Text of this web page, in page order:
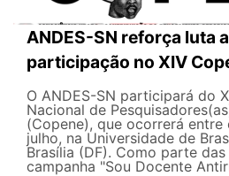
ANDES-SN reforça luta
participação no XIV
O ANDES-SN participará do
Nacional de
(Copene), que ocorrerá entre
julho, na Universidade de
Brasília (DF). Como parte
campanha "Sou Docente